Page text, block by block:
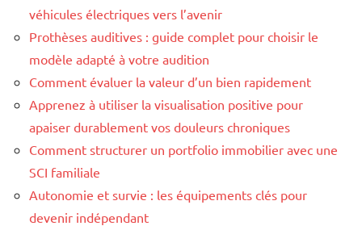
véhicules électriques vers l’avenir
Prothèses auditives : guide complet pour choisir le
modèle adapté à votre audition
Comment évaluer la valeur d’un bien rapidement
Apprenez à utiliser la visualisation positive pour
apaiser durablement vos douleurs chroniques
Comment structurer un portfolio immobilier avec une
SCI familiale
Autonomie et survie : les équipements clés pour
devenir indépendant